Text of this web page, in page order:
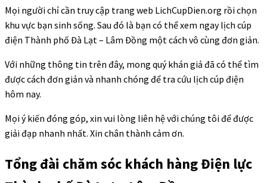
Mọi người chỉ cần truy cập trang web LichCupDien.org rồi chọn
khu vực bạn sinh sống. Sau đó là bạn có thể xem ngay lịch cúp
điện Thành phố Đà Lạt – Lâm Đồng một cách vô cùng đơn giản.
Với những thông tin trên đây, mong quý khán giả đã có thể tìm
được cách đơn giản và nhanh chóng để tra cứu lịch cúp điện
hôm nay.
Mọi ý kiến đóng góp, xin vui lòng liên hệ với chúng tôi để được
giải đạp nhanh nhất. Xin chân thành cảm ơn.
Tổng đài chăm sóc khách hàng Điện lực